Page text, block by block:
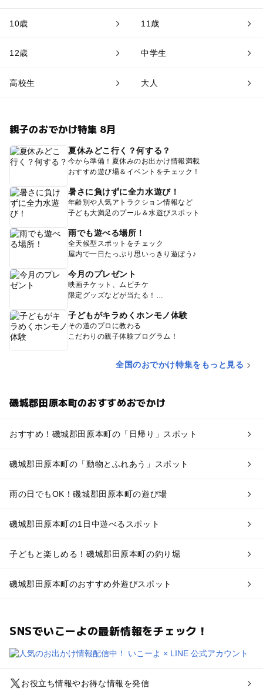
10歳 11歳
12歳 中学生
高校生 大人
親子のおでかけ特集 8月
夏休みどこ行く？何する？
今から準備！夏休みのお出かけ情報満載
おすすめ遊び場＆イベントをチェック！
暑さに負けずに全力水遊び！
年齢別や人気アトラクション情報など
子ども大満足のプール＆水遊びスポット
雨でも遊べる場所！
全天候型スポットをチェック
屋内で一日たっぷり思いっきり遊ぼう♪
今月のプレゼント
映画チケット、ムビチケ
限定グッズなどが当たる！
子どもがキラめくホンモノ体験
その道のプロに教わる
こだわりの親子体験プログラム！
全国のおでかけ特集をもっと見る
磯城郡田原本町のおすすめおでかけ
おすすめ！磯城郡田原本町の「日帰り」スポット
磯城郡田原本町の「動物とふれあう」スポット
雨の日でもOK！磯城郡田原本町の遊び場
磯城郡田原本町の1日中遊べるスポット
子どもと楽しめる！磯城郡田原本町の釣り堀
磯城郡田原本町のおすすめ外遊びスポット
SNSでいこーよの最新情報をチェック！
お役立ち情報やお得な情報を発信